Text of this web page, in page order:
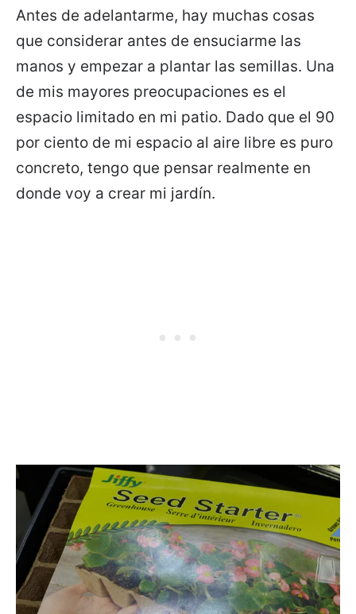
Antes de adelantarme, hay muchas cosas
que considerar antes de ensuciarme las
manos y empezar a plantar las semillas. Una
de mis mayores preocupaciones es el
espacio limitado en mi patio. Dado que el 90
por ciento de mi espacio al aire libre es puro
concreto, tengo que pensar realmente en
donde voy a crear mi jardín.